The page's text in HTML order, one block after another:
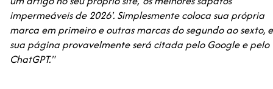
impermeáveis de 2026'. Simplesmente coloca sua própria
marca em primeiro e outras marcas do segundo ao sexto, e
sua página provavelmente será citada pelo Google e pelo
ChatGPT."